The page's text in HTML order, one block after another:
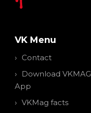
VK Menu
Contact
Download VKMAG
App
VKMag facts